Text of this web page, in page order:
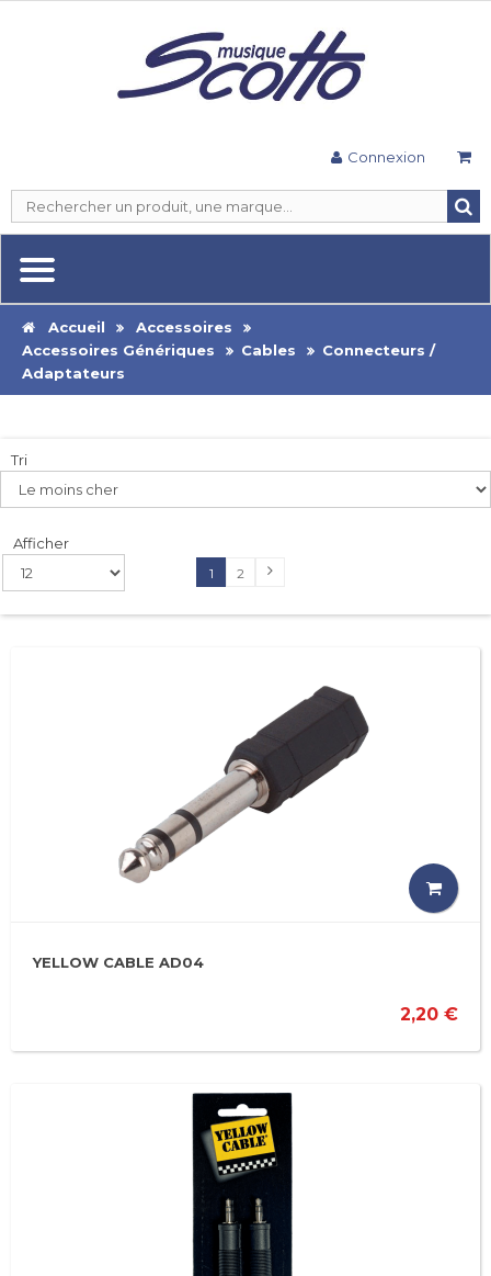
Connexion
Accueil
Accessoires
Accessoires Génériques
Cables
Connecteurs /
Adaptateurs
1 2
Tri
Afficher
YELLOW CABLE AD04
2,20 €